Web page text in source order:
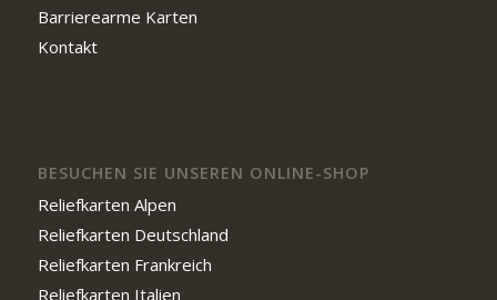
Barrierearme Karten
Kontakt
BESUCHEN SIE UNSEREN ONLINE-SHOP
Reliefkarten Alpen
Reliefkarten Deutschland
Reliefkarten Frankreich
Reliefkarten Italien